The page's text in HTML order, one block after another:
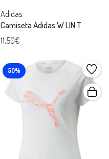
Adidas
Camiseta Adidas W LIN T
11,50€
50%